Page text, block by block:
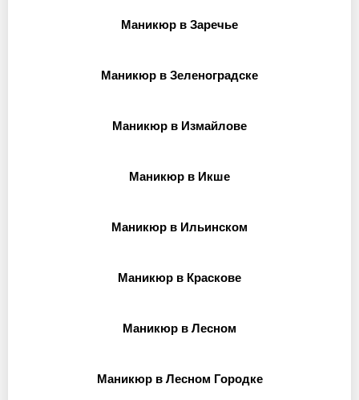
Маникюр в Заречье
Маникюр в Зеленоградске
Маникюр в Измайлове
Маникюр в Икше
Маникюр в Ильинском
Маникюр в Краскове
Маникюр в Лесном
Маникюр в Лесном Городке